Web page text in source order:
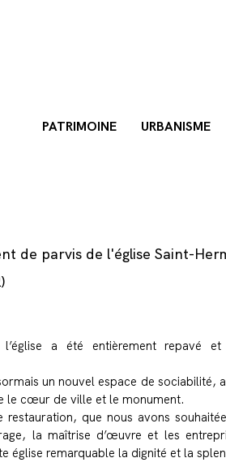
PATRIMOINE URBANISME
de parvis de l'église Saint-
a été entièrement repavé
un nouvel espace de sociabilité,
le cœur de ville et le monument.
restauration, que nous avons
la maîtrise d’œuvre et les
église remarquable la dignité et la